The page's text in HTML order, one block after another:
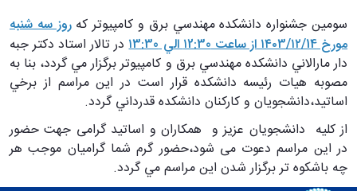
سومين جشنواره دانشكده مهندسي برق و كامپيوتر كه روز سه شنبه
مورخ ۱۴۰3/۱۲/14 از ساعت ۱2:30 الي
۱3:30در تالار استاد دكتر جبه
دار مارالاني دانشكده مهندسي برق و كامپيوتر برگزار مي گردد، بنا به
مصوبه هيات رئيسه دانشكده قرار است در اين مراسم از برخي
اساتيد،دانشجويان و كاركنان دانشكده قدرداني گردد.
از کلیه دانشجویان عزیز و همکاران و اساتید گرامی جهت حضور
در این مراسم دعوت می شود،حضور گرم شما گراميان موجب هر
چه باشكوه تر برگزار شدن اين مراسم مي گردد.